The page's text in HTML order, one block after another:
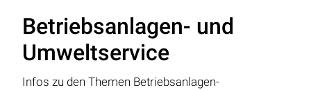
Betriebsanlagen- und
Umweltservice
Infos zu den Themen Betriebsanlagen-